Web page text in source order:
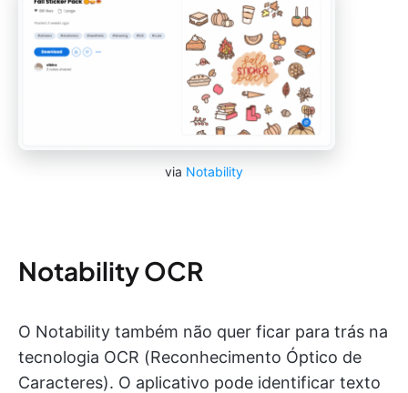
via Notability
Notability OCR
O Notability também não quer ficar para trás na
tecnologia OCR (Reconhecimento Óptico de
Caracteres). O aplicativo pode identificar texto